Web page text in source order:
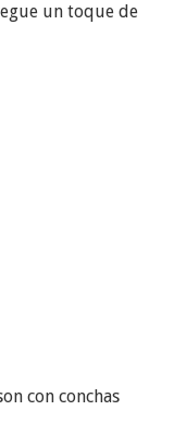
un toque de
con conchas